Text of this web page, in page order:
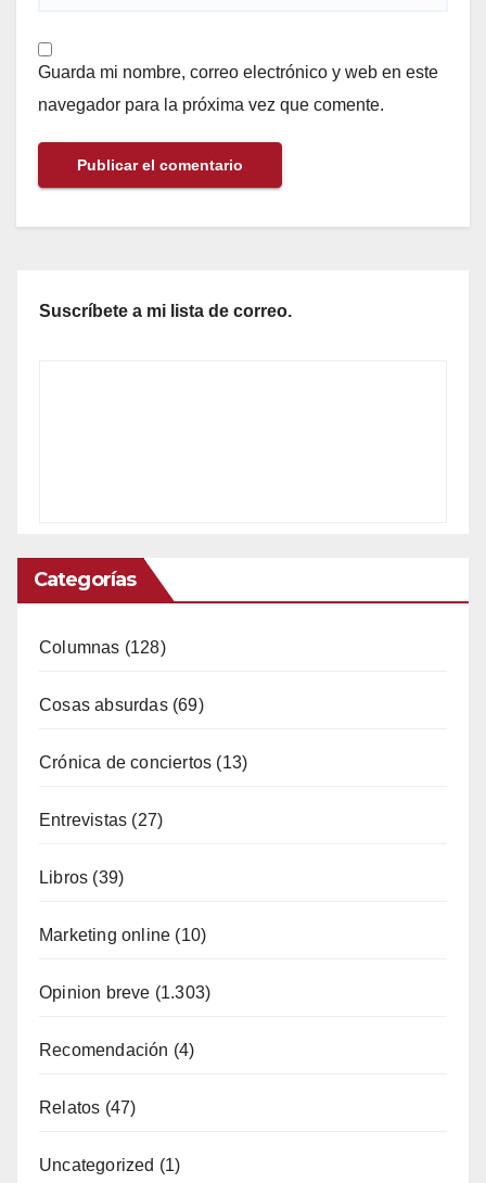
Guarda mi nombre, correo electrónico y web en este
navegador para la próxima vez que comente.
Suscríbete a mi lista de correo.
Categorías
Columnas (128)
Cosas absurdas(69)
Crónica de conciertos (13)
Entrevistas (27)
Libros (39)
Marketing online (10)
Opinion breve (1.303)
Recomendación (4)
Relatos (47)
Uncategorized (1)